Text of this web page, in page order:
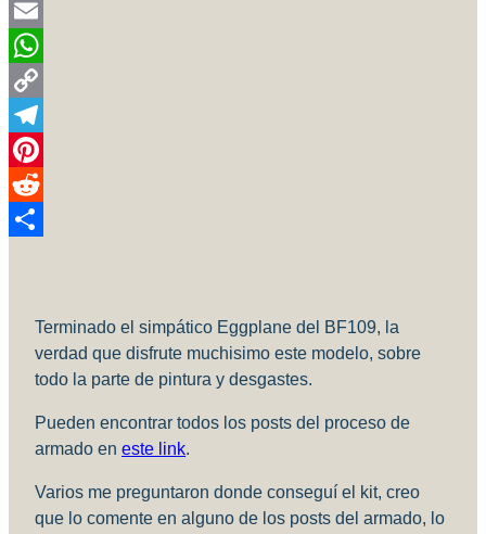
Facebook
Email
WhatsApp
Copy
Link
Telegram
Pinterest
Reddit
Terminado el simpático Eggplane del BF109, la
verdad que disfrute muchisimo este modelo, sobre
todo la parte de pintura y desgastes.
Pueden encontrar todos los posts del proceso de
armado en este link.
Varios me preguntaron donde conseguí el kit, creo
que lo comente en alguno de los posts del armado, lo